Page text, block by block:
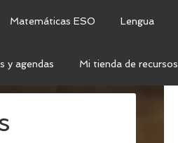
Matemáticas ESO Lengua
y agendas Mi tienda de recursos